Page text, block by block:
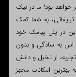
بود! ما در نیک
به شما کمک
در پنل پیامک خود
اس به سادگی و بدون
از تخیل و دانش
امکانات مجهز